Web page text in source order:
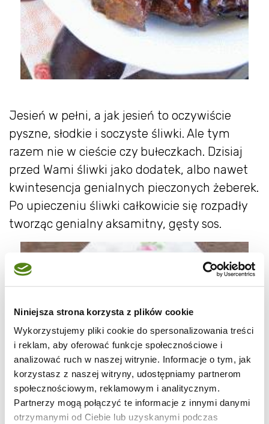
Niniejsza strona korzysta z plików cookie
Wykorzystujemy pliki cookie do spersonalizowania treści
i reklam, aby oferować funkcje społecznościowe i
analizować ruch w naszej witrynie. Informacje o tym, jak
korzystasz z naszej witryny, udostępniamy partnerom
społecznościowym, reklamowym i analitycznym.
Partnerzy mogą połączyć te informacje z innymi danymi
otrzymanymi od Ciebie lub uzyskanymi podczas
Jesień w pełni, a jak jesień to oczywiście
pyszne, słodkie i soczyste śliwki. Ale tym
razem nie w cieście czy bułeczkach. Dzisiaj
przed Wami śliwki jako dodatek, albo nawet
kwintesencja genialnych pieczonych żeberek.
Po upieczeniu śliwki całkowicie się rozpadły
tworząc genialny aksamitny, gęsty sos.